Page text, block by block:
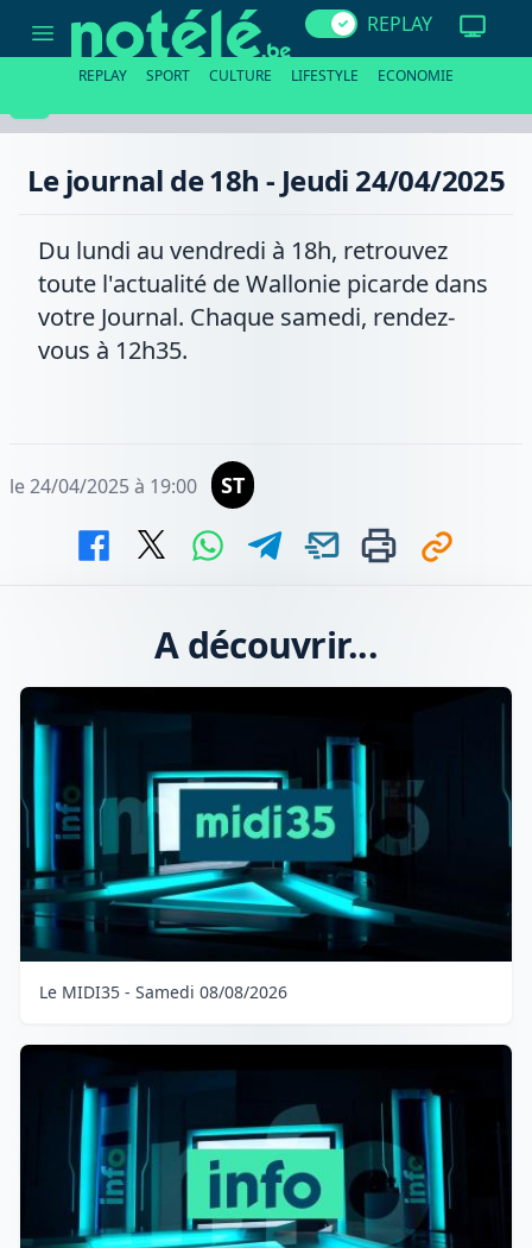
journal
24/04/2025
REPLAY
REPLAY SPORT CULTURE LIFESTYLE ECONOMIE
Le journal de 18h - Jeudi 24/04/2025
Du lundi au vendredi à 18h, retrouvez
toute l'actualité de Wallonie picarde dans
votre Journal. Chaque samedi, rendez-
vous à 12h35.
le 24/04/2025 à 19:00 ST
A découvrir...
Le MIDI35 - Samedi 08/08/2026